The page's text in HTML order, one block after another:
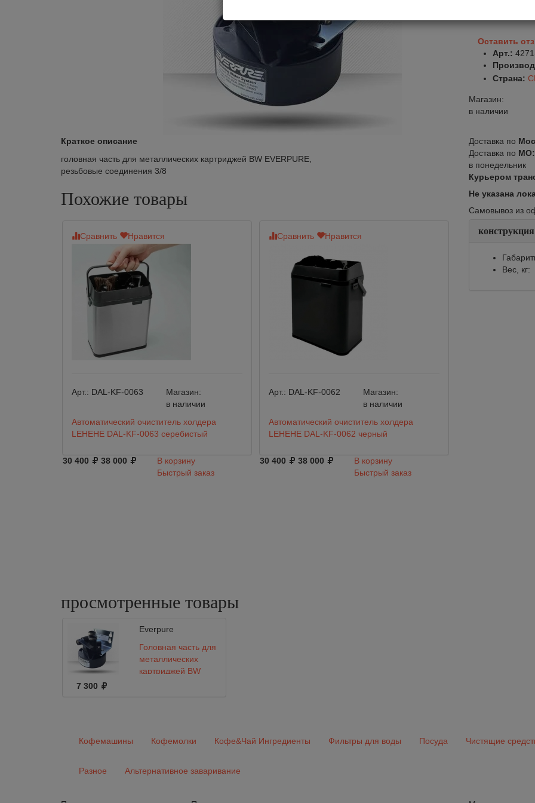
Краткое описание
головная часть для металлических картриджей BW EVERPURE,
резьбовые соединения 3/8
Похожие товары
Сравнить Нравится
Арт.: DAL-KF-0063
Магазин:
в наличии
Автоматический очиститель холдера
LEHEHE DAL-KF-0063 серебистый
30 400 38 000
В корзину
Быстрый заказ
Сравнить Нравится
Арт.: DAL-KF-0062
Магазин:
в наличии
Автоматический очиститель холдера
LEHEHE DAL-KF-0062 черный
30 400 38 000
В корзину
Быстрый заказ
Сравнить
Оставить
Арт.:
Страна:
Магазин:
в наличии
Доставка по
Доставка по МО:
в понедельник
Курьером
Не указана
Самовывоз из
конструкция
Вес, кг:
просмотренные товары
Everpure
Головная часть для
металлических
картриджей BW
7 300
Кофемашины Кофемолки Кофе&Чай Ингредиенты Фильтры для воды Посуда Чистящие
Разное Альтернативное заваривание